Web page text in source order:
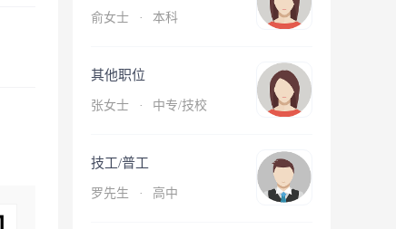
俞女士 · 本科
其他职位
张女士 · 中专/技校
技工/普工
罗先生 · 高中